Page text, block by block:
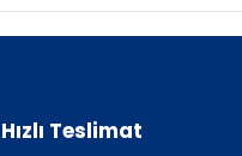
Hızlı Teslimat